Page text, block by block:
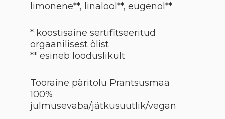
limonene**, linalool**, eugenol**
* koostisaine sertifitseeritud
orgaanilisest õlist
** esineb looduslikult
Tooraine päritolu Prantsusmaa
100%
julmusevaba/jätkusuutlik/vegan